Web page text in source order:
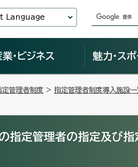
Language
業・ビジネス 魅力・ス
定管理者制度 > 指定管理者制度導入施設
指定管理者の指定及び指